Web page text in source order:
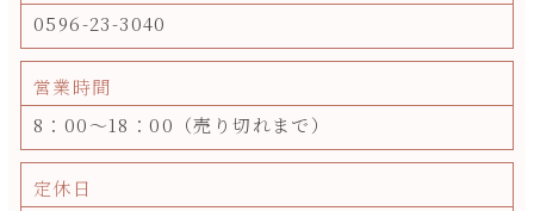
0596-23-3040
営業時間
8：00～18：00（売り切れまで）
定休日